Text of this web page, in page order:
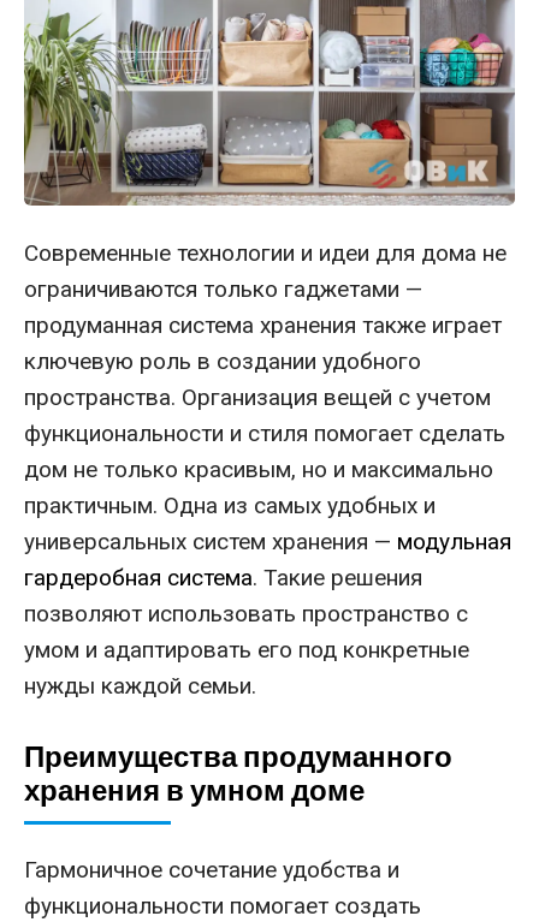
Современные технологии и идеи для дома не
ограничиваются только гаджетами —
продуманная система хранения также играет
ключевую роль в создании удобного
пространства. Организация вещей с учетом
функциональности и стиля помогает сделать
дом не только красивым, но и максимально
практичным. Одна из самых удобных и
универсальных систем хранения — модульная
гардеробная система. Такие решения
позволяют использовать пространство с
умом и адаптировать его под конкретные
нужды каждой семьи.
Преимущества продуманного
хранения в умном доме
Гармоничное сочетание удобства и
функциональности помогает создать